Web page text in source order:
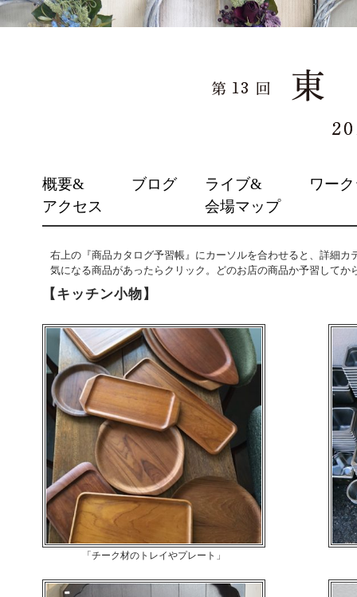
TO
CONTENT
概要&
アクセス
ブログ
ライブ&
会場マップ
ワー
右上の『商品カタログ予習帳』にカーソルを合わせると、詳細カ
気になる商品があったらクリック。どのお店の商品か予習してか
【キッチン小物】
「チーク材のトレイやプレート」